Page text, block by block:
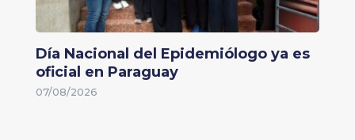
Día Nacional del Epidemiólogo ya es
oficial en Paraguay
07/08/2026